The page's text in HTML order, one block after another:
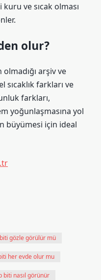
ve sıcak olması
olur?
arşiv ve
farkları ve
farkları,
yoğunlaşmasına yol
büyümesi için ideal
gözle görülür mü
her evde olur mu
biti nasıl görünür